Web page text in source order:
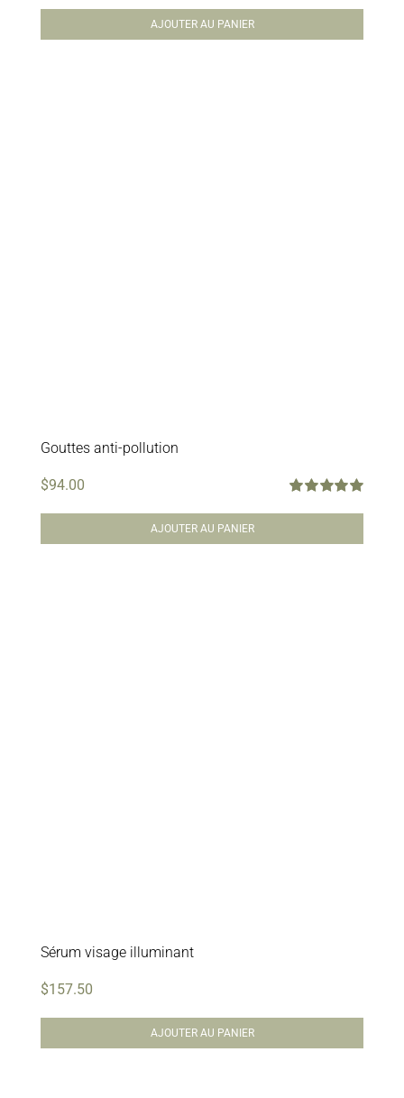
AJOUTER AU PANIER
Gouttes anti-pollution
$94.00
AJOUTER AU PANIER
Sérum visage illuminant
$157.50
AJOUTER AU PANIER